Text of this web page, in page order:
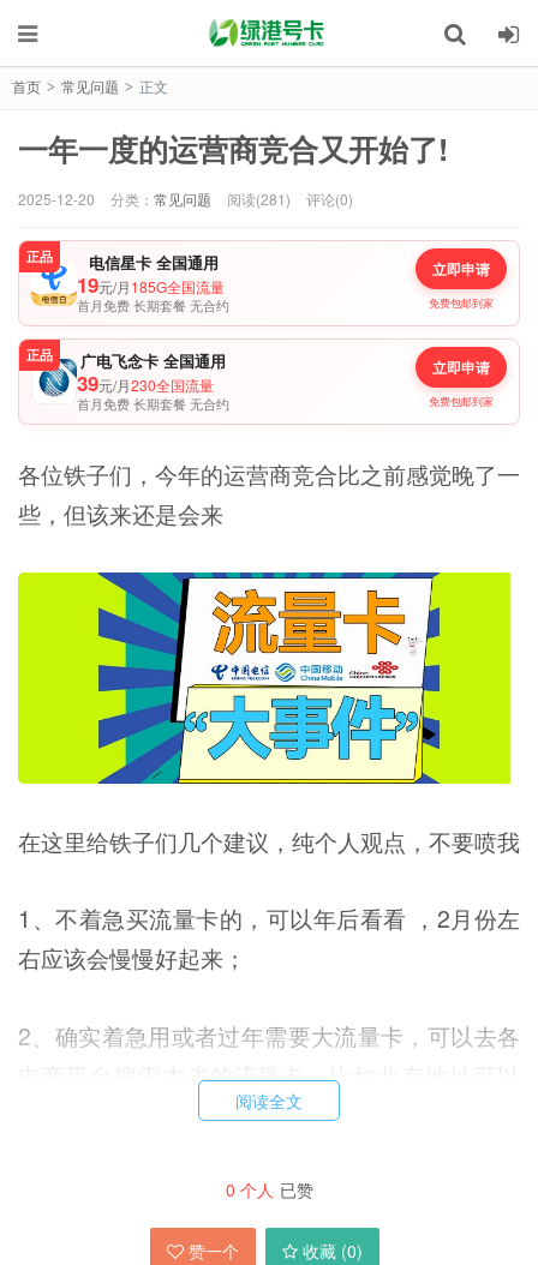
首页 > 常见问题 > 正文
一年一度的运营商竞合又开始了!
2025-12-20 分类： 常见问题 阅读(281) 评论(0)
正品 电信星卡 全国通用
19元/月185G全国流量
首月免费 长期套餐 无合约
立即申请
免费包邮到家
正品 广电飞念卡 全国通用
39元/月230全国流量
首月免费 长期套餐 无合约
立即申请
免费包邮到家
各位铁子们，今年的运营商竞合比之前感觉晚了一
些，但该来还是会来
在这里给铁子们几个建议，纯个人观点，不要喷我
1、不着急买流量卡的，可以年后看看 ，2月份左
右应该会慢慢好起来；
2、确实着急用或者过年需要大流量卡，可以去各
电商平台搜索本省的流量卡，比如北京地址可以
搜：北京流量卡（不过北京线上流量卡确实很少，
的省份。也在陆续关闭接口、现在还有的：海
南，云南，重庆，广东，浙江；
阅读全文
0 个人 已赞
赞一个 收藏 (0)